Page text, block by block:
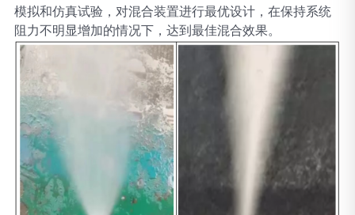
模拟和仿真试验，对混合装置进行最优设计，在保持系统
阻力不明显增加的情况下，达到最佳混合效果。